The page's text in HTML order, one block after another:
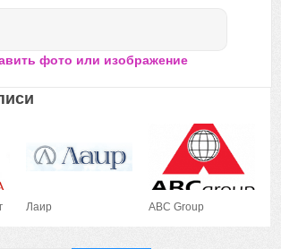
фото или изображение
Лаир ABC Group